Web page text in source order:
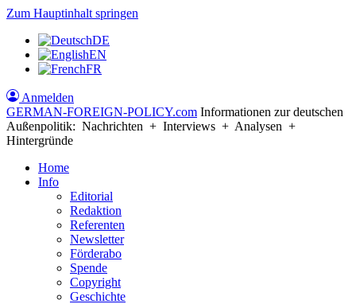
Zum Hauptinhalt springen
DE
EN
FR
Anmelden
GERMAN-FOREIGN-POLICY.com Informationen zur deutschen
Außenpolitik: Nachrichten + Interviews + Analysen +
Hintergründe
Home
Info
Editorial
Redaktion
Referenten
Newsletter
Förderabo
Spende
Copyright
Geschichte